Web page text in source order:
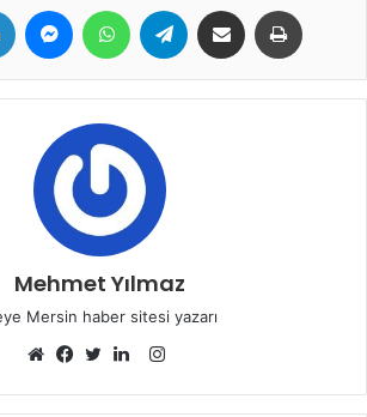
LinkedIn MessengerWhatsAppTelegram E-Posta ile paylaş
Mehmet Yılmaz
Mersin haber sitesi yazarı
sitesi
Instagram